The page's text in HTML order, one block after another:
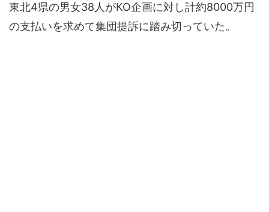
東北4県の男女38人がKO企画に対し計約8000万円
の支払いを求めて集団提訴に踏み切っていた。